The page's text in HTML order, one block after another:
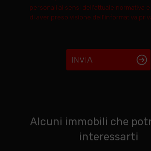
personali ai sensi dell'attuale normativa
di aver preso visione dell'informativa
INVIA
Alcuni immobili che
interessarti